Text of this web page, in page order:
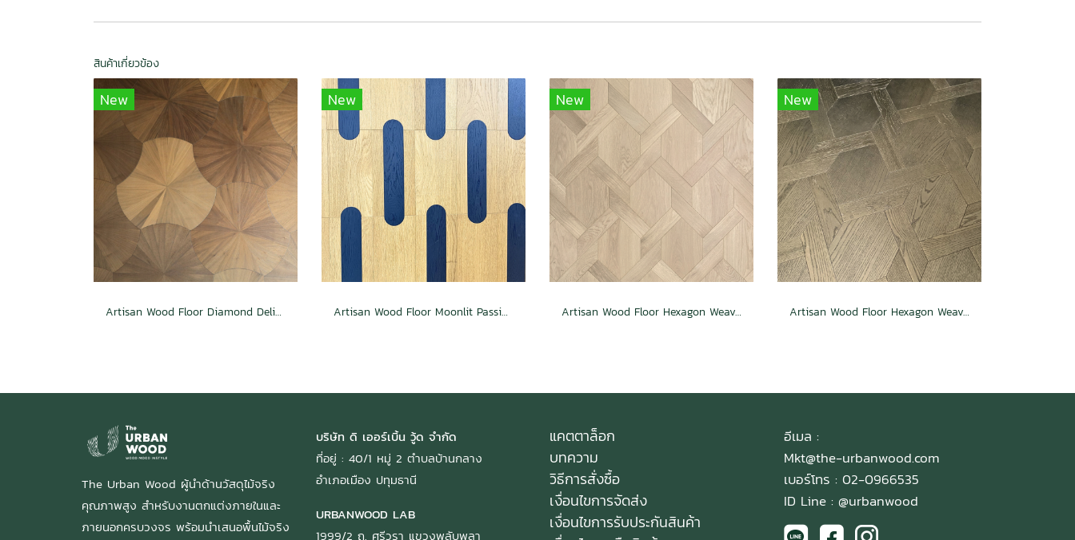
สินค้าเกี่ยวข้อง
New
Artisan Wood Floor Diamond Delight
New
Artisan Wood Floor Moonlit Passion
New
Artisan Wood Floor Hexagon Weave Passion
New
Artisan Wood Floor Hexagon Weave Charm
The Urban Wood ผู้นำด้านวัสดุไม้จริง
คุณภาพสูง สำหรับงานตกแต่งภายในและ
ภายนอกครบวงจร พร้อมนำเสนอพื้นไม้จริง
บริษัท ดิ เออร์เบิ้น วู้ด จำกัด
ที่อยู่ : 40/1 หมู่ 2 ตำบลบ้านกลาง
อำเภอเมือง ปทุมธานี
URBANWOOD LAB
1999/2 ถ. ศรีวรา แขวงพลับพลา
แคตตาล็อก
บทความ
วิธีการสั่งซื้อ
เงื่อนไขการจัดส่ง
เงื่อนไขการรับประกันสินค้า
อีเมล :
Mkt@the-urbanwood.com
เบอร์โทร : 02-0966535
ID Line : @urbanwood